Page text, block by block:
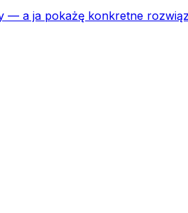
a ja pokażę konkretne